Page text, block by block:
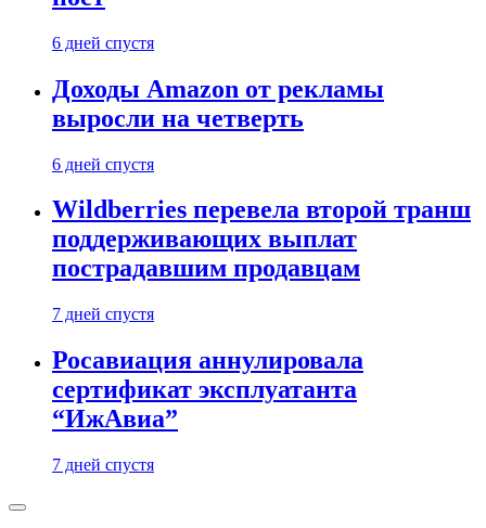
6 дней спустя
Доходы Amazon от рекламы
выросли на четверть
6 дней спустя
Wildberries перевела второй транш
поддерживающих выплат
пострадавшим продавцам
7 дней спустя
Росавиация аннулировала
сертификат эксплуатанта
“ИжАвиа”
7 дней спустя